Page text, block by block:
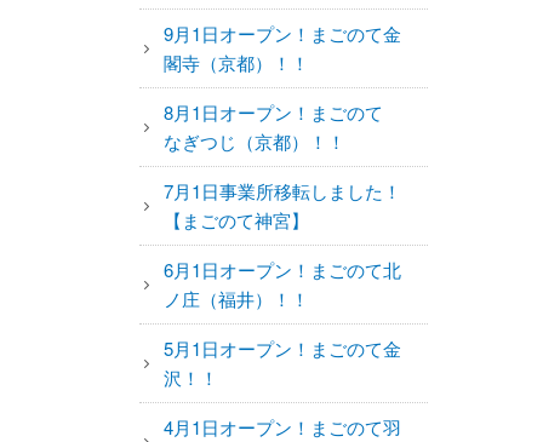
9月1日オープン！まごのて金
閣寺（京都）！！
8月1日オープン！まごのて
なぎつじ（京都）！！
7月1日事業所移転しました！
【まごのて神宮】
6月1日オープン！まごのて北
ノ庄（福井）！！
5月1日オープン！まごのて金
沢！！
4月1日オープン！まごのて羽